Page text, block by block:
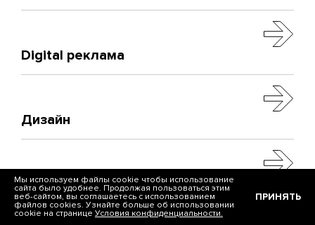
Мы используем файлы cookie чтобы использование
сайта было удобнее. Продолжая пользоваться этим
веб-сайтом, вы соглашаетесь с использованием
файлов cookies. Узнайте больше об использовании
cookie на странице Условия конфиденциальности.
ПРИНЯТЬ
Digital реклама
Дизайн